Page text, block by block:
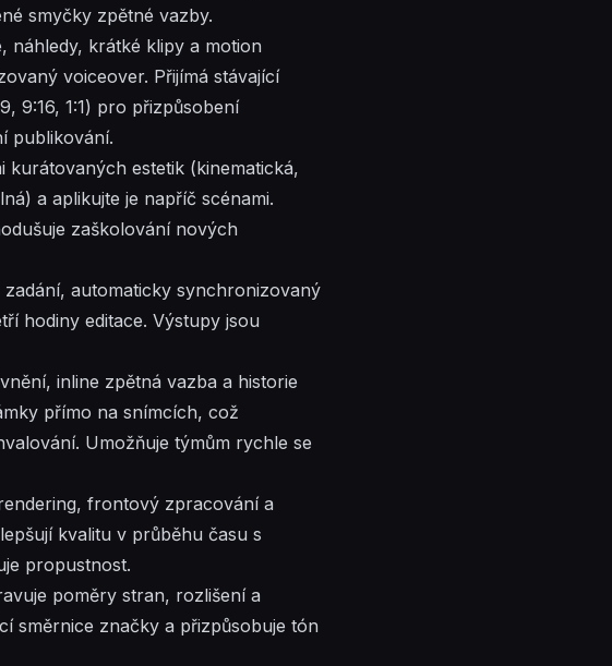
smyčky zpětné vazby.
náhledy, krátké klipy a motion
voiceover. Přijímá stávající
9:16, 1:1) pro přizpůsobení
publikování.
kurátovaných estetik (kinematická,
a aplikujte je napříč scénami.
zaškolování nových
zadání, automaticky synchronizovaný
hodiny editace. Výstupy jsou
inline zpětná vazba a historie
přímo na snímcích, což
Umožňuje týmům rychle se
frontový zpracování a
kvalitu v průběhu času s
propustnost.
poměry stran, rozlišení a
směrnice značky a přizpůsobuje tón